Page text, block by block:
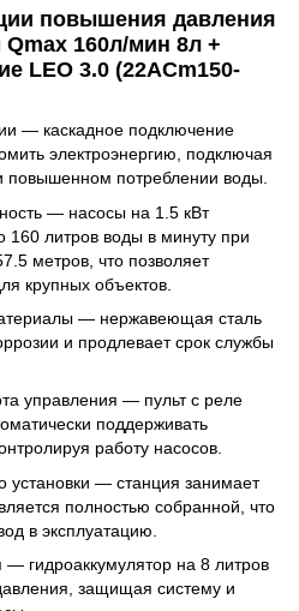
повышения давления
160л/мин 8л +
LEO 3.0 (22ACm150-
— каскадное подключение
электроэнергию, подключая
повышенном потреблении воды.
— насосы на 1.5 кВт
160 литров воды в минуту при
метров, что позволяет
крупных объектов.
— нержавеющая сталь
и продлевает срок службы
управления — пульт с реле
поддерживать
работу насосов.
установки — станция занимает
полностью собранной, что
в эксплуатацию.
гидроаккумулятор на 8 литров
защищая систему и